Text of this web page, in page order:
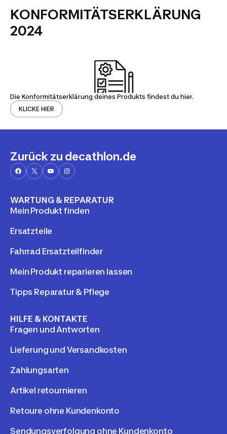
KONFORMITÄTSERKLÄRUNG
2024
Die Konformitätserklärung deines Produkts findest du hier.
KLICKE HIER
Zurück zu decathlon.de
WARTUNG & REPARATUR
Mein Produkt finden
Ersatzteile
Fahrrad Ersatzteilfinder
Mein Produkt reparieren lassen
Tipps Reparatur & Pflege
HILFE & KONTAKTE
Fragen und Antworten
Lieferung und Versandkosten
Zahlungsarten
Artikel retournieren
Retoure ohne Kundenkonto
Sendungsverfolgung ohne Kundenkonto